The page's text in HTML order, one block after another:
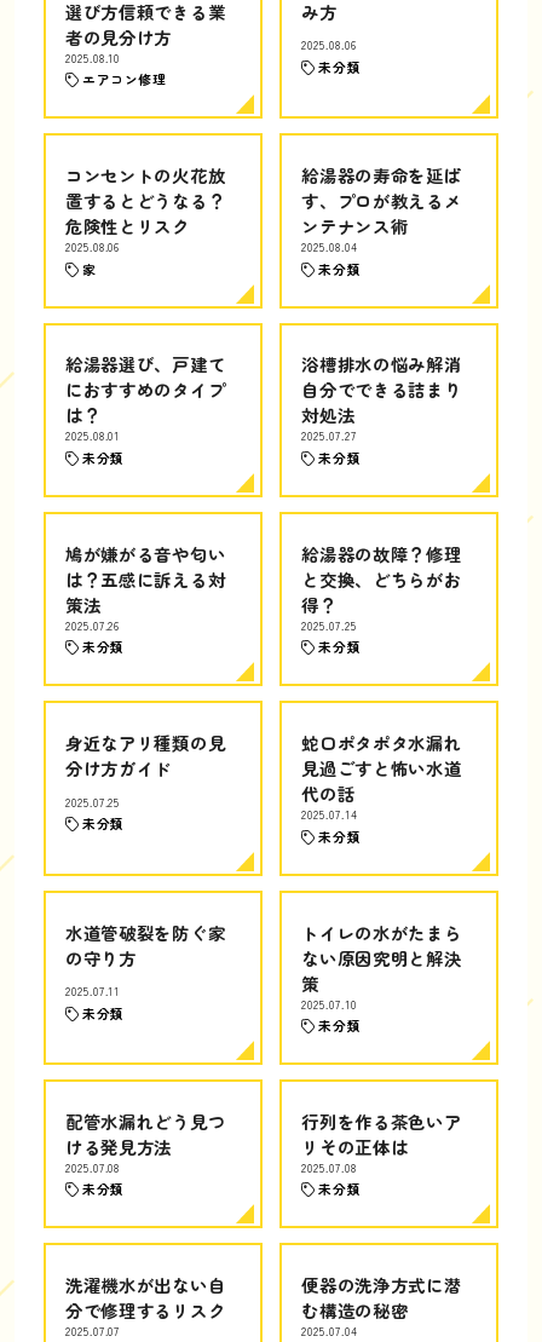
選び方信頼できる業
者の見分け方
2025.08.10
エアコン修理
み方
2025.08.06
未分類
コンセントの火花放
置するとどうなる？
危険性とリスク
2025.08.06
家
給湯器の寿命を延ば
す、プロが教えるメ
ンテナンス術
2025.08.04
未分類
給湯器選び、戸建て
におすすめのタイプ
は？
2025.08.01
未分類
浴槽排水の悩み解消
自分でできる詰まり
対処法
2025.07.27
未分類
鳩が嫌がる音や匂い
は？五感に訴える対
策法
2025.07.26
未分類
給湯器の故障？修理
と交換、どちらがお
得？
2025.07.25
未分類
身近なアリ種類の見
分け方ガイド
2025.07.25
未分類
蛇口ポタポタ水漏れ
見過ごすと怖い水道
代の話
2025.07.14
未分類
水道管破裂を防ぐ家
の守り方
2025.07.11
未分類
トイレの水がたまら
ない原因究明と解決
策
2025.07.10
未分類
配管水漏れどう見つ
ける発見方法
2025.07.08
未分類
行列を作る茶色いア
リその正体は
2025.07.08
未分類
洗濯機水が出ない自
分で修理するリスク
2025.07.07
便器の洗浄方式に潜
む構造の秘密
2025.07.04